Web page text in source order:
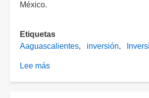
México.
Etiquetas
Aaguascalientes
inversión
Lee más